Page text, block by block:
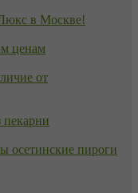
в Москве!
ценам
от
пекарни
осетинские пироги